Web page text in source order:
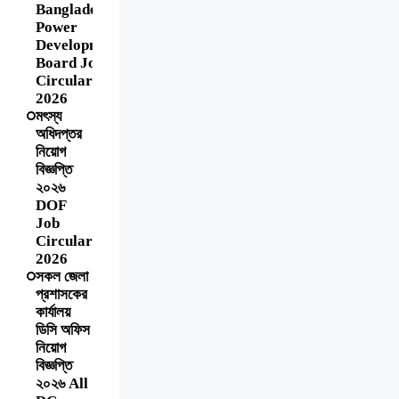
Bangladesh
Power
Development
Board Job
Circular
2026
মৎস্য
অধিদপ্তর
নিয়োগ
বিজ্ঞপ্তি
২০২৬
DOF
Job
Circular
2026
সকল জেলা
প্রশাসকের
কার্যালয়
ডিসি অফিস
নিয়োগ
বিজ্ঞপ্তি
২০২৬ All